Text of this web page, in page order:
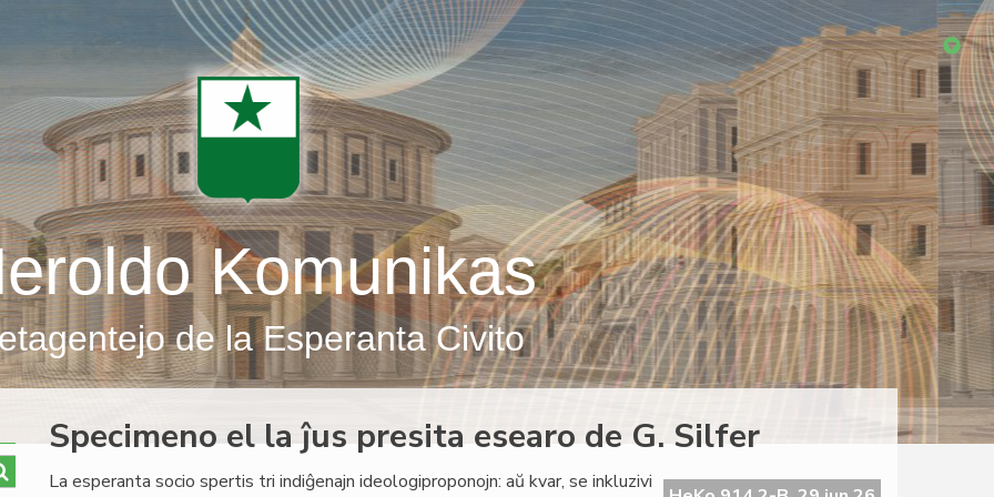
Komunikas
de la Esperanta Civito
Specimeno el la ĵus presita esearo de G. Silfer
La esperanta socio spertis tri indiĝenajn ideologiproponojn: aŭ kvar, se inkluzivi